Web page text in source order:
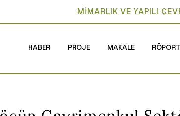
MİMARLIK VE YAPILI
HABER PROJE MAKALE